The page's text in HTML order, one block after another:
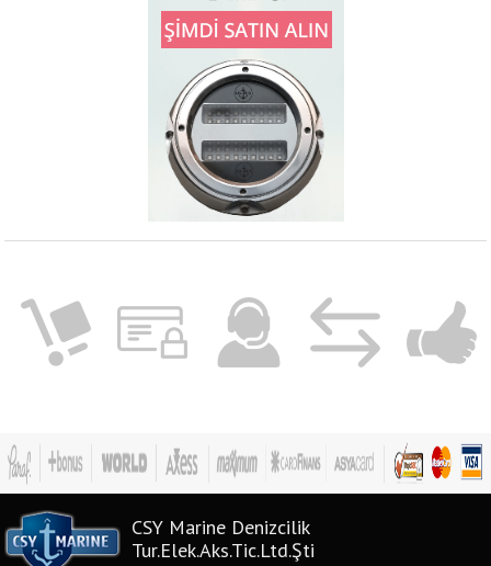
CSY Marine Denizcilik
Tur.Elek.Aks.Tic.Ltd.Şti